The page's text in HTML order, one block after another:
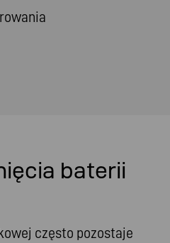
baterii
często pozostaje